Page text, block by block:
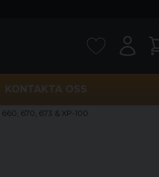
KONTAKTA OSS
670, 673 & XP-100